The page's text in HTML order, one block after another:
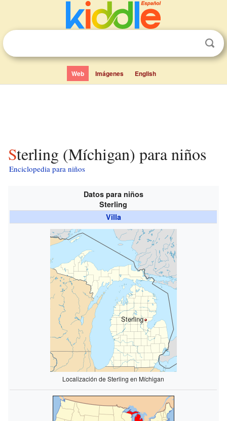
Web Imágenes English
Sterling (Míchigan) para niños
Enciclopedia para niños
Datos para niños
Sterling
Villa
Sterling
Localización de Sterling en Míchigan